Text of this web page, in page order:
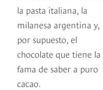
la pasta italiana, la
milanesa argentina y,
por supuesto, el
chocolate que tiene la
fama de saber a puro
cacao.